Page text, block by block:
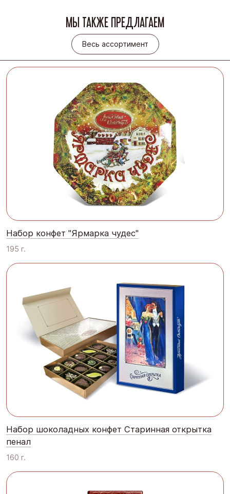
МЫ ТАКЖЕ ПРЕДЛАГАЕМ
Весь ассортимент
Весь ассортимент
Набор конфет "Ярмарка чудес"
195 г.
Набор шоколадных конфет Старинная открытка
пенал
160 г.